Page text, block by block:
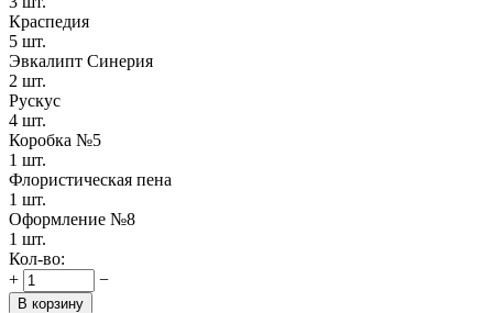
Краспедия
5 шт.
Эвкалипт Синерия
2 шт.
Рускус
4 шт.
Коробка №5
1 шт.
Флористическая пена
1 шт.
Оформление №8
1 шт.
Кол-во:
+
−
В корзину